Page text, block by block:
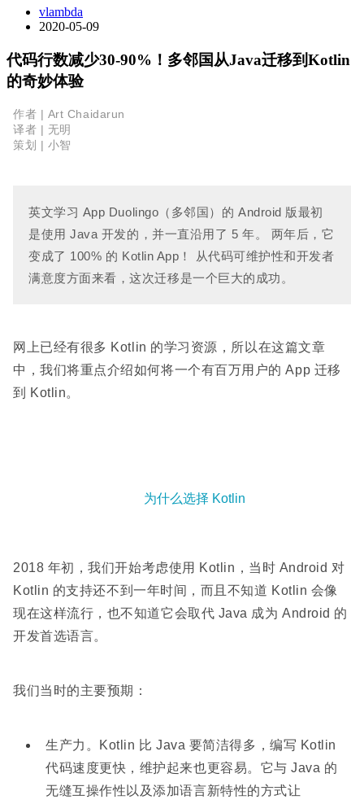
vlambda
2020-05-09
代码行数减少30-90%！多邻国从Java迁移到Kotlin
的奇妙体验
作者 | Art Chaidarun
译者 | 无明
策划 | 小智
英文学习 App Duolingo（多邻国）的 Android 版最初
是使用 Java 开发的，并一直沿用了 5 年。
两年后，它
变成了 100% 的 Kotlin App！
从代码可维护性和开发者
满意度方面来看，这次迁移是一个巨大的成功。
网上已经有很多 Kotlin 的学习资源，所以在这篇文章
中，我们将重点介绍如何将一个有百万用户的 App 迁移
到 Kotlin。
为什么选择 Kotlin
2018 年初，我们开始考虑使用 Kotlin，当时 Android 对
Kotlin 的支持还不到一年时间，而且不知道 Kotlin 会像
现在这样流行，也不知道它会取代 Java 成为 Android 的
开发首选语言。
我们当时的主要预期：
生产力。Kotlin 比 Java 要简洁得多，编写 Kotlin
代码速度更快，维护起来也更容易。它与 Java 的
无缝互操作性以及添加语言新特性的方式让